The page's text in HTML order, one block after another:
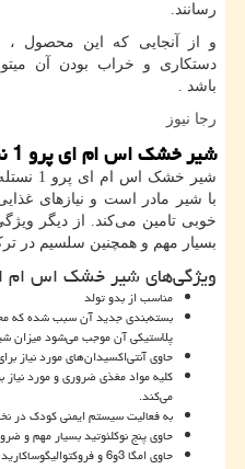
رسانند.
و از آنجایی که این محصول ،
دستکاری و خراب بودن آن
باشد .
رجا نیوز
شیر خشک اس ام ای پرو 1 نستله
شیر
با شیر مادر است و نیازهای
خوبی تامین می‌کند. از دیگر
بسیار مهم و همچنین سلسیم در
ویژگی‌های شیر خشک اس ام ای پرو
مناسب از بدو تولد
بسته‌بندی جدید آن سبب شده که
پلاستیکی آن موجب می‌شود میزان
حاوی آنتی‌اکسیدان‌های مورد نیاز
کلیه مواد مغذی ضروری و مورد
می‌کند.
به فعالیت سیستم ایمنی کودک در
حاوی پنج نوکلئوتید بسیار مهم و
حاوی امگا 3و6 و فروکتوالیگوساکارید